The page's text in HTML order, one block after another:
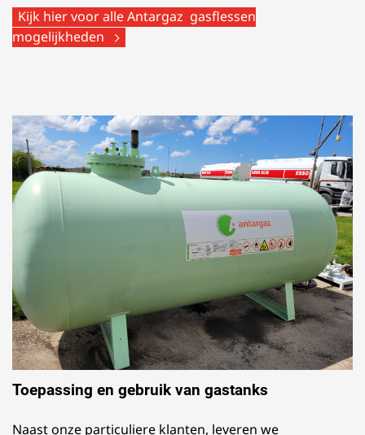
Kijk hier voor alle Antargaz gasflessen
mogelijkheden
Toepassing en gebruik van gastanks
Naast onze particuliere klanten, leveren we